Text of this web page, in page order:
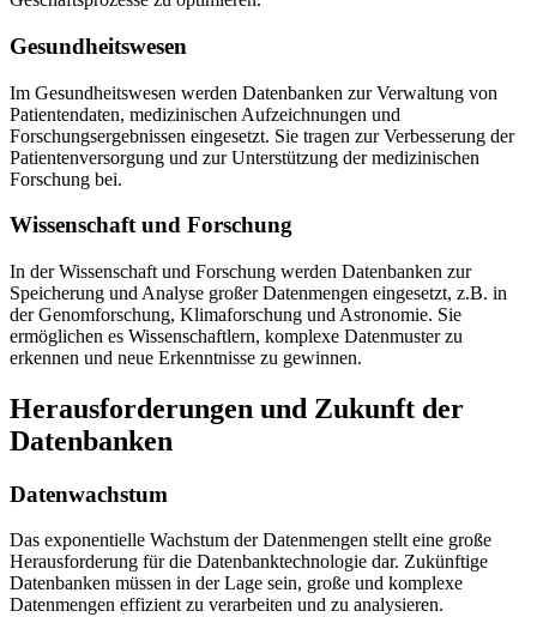
Gesundheitswesen
Im Gesundheitswesen werden Datenbanken zur Verwaltung von
Patientendaten, medizinischen Aufzeichnungen und
Forschungsergebnissen eingesetzt. Sie tragen zur Verbesserung der
Patientenversorgung und zur Unterstützung der medizinischen
Forschung bei.
Wissenschaft und Forschung
In der Wissenschaft und Forschung werden Datenbanken zur
Speicherung und Analyse großer Datenmengen eingesetzt, z.B. in
der Genomforschung, Klimaforschung und Astronomie. Sie
ermöglichen es Wissenschaftlern, komplexe Datenmuster zu
erkennen und neue Erkenntnisse zu gewinnen.
Herausforderungen und Zukunft der
Datenbanken
Datenwachstum
Das exponentielle Wachstum der Datenmengen stellt eine große
Herausforderung für die Datenbanktechnologie dar. Zukünftige
Datenbanken müssen in der Lage sein, große und komplexe
Datenmengen effizient zu verarbeiten und zu analysieren.